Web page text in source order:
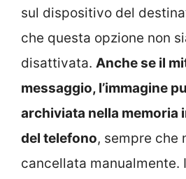
sul dispositivo del
che questa opzione non
disattivata. Anche se il
messaggio, l’immagine
archiviata nella memoria
del telefono, sempre che
cancellata manualmente.